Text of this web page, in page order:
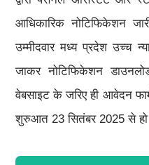
आधिकारिक नोटिफिकेशन
उम्मीदवार मध्य प्रदेश उच्च
जाकर नोटिफिकेशन
वेबसाइट के जरिए ही आवेदन
शुरुआत 23 सितंबर 2025 से